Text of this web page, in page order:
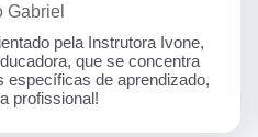
Gabriel
pela Instrutora Ivone,
que se concentra
específicas de aprendizado,
profissional!